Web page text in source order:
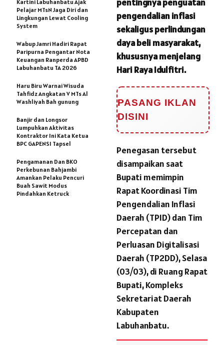
pengendalian inflasi
sekaligus perlindungan
daya beli masyarakat,
khususnya menjelang
Hari Raya Idulfitri.
PASANG IKLAN
DISINI
Penegasan tersebut
disampaikan saat
Bupati memimpin
Rapat Koordinasi Tim
Pengendalian Inflasi
Daerah (TPID) dan Tim
Percepatan dan
Perluasan Digitalisasi
Daerah (TP2DD), Selasa
(03/03), di Ruang Rapat
Bupati, Kompleks
Sekretariat Daerah
Kabupaten
Labuhanbatu.
Kartini Labuhanbatu Ajak
Pelajar MTsN Jaga Diri dan
Lingkungan Lewat Cooling
System
Wabup Jamri Hadiri Rapat
Paripurna Pengantar Nota
Keuangan Ranperda APBD
Labuhanbatu TA 2026
Haru Biru Warnai Wisuda
Tahfidz Angkatan V MTs Al
Washliyah Bah gunung
Banjir dan Longsor
Lumpuhkan Aktivitas
Kontraktor Ini Kata Ketua
BPC GAPENSI Tapsel
Pengamanan Dan BKO
Perkebunan Bahjambi
Amankan Pelaku Pencuri
Buah Sawit Modus
Pindahkan Ketruck